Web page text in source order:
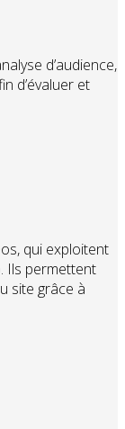
d’audience,
d’évaluer et
qui exploitent
Ils permettent
site grâce à